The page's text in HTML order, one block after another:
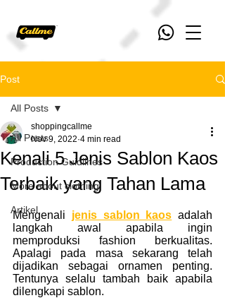
Post
All Posts
Production Guidlines
More about clothing
Artikel
All Posts
Kenali 5 Jenis Sablon Kaos
Terbaik yang Tahan Lama
shoppingcallme
Nov 9, 2022 4 min read
Mengenali jenis sablon kaos adalah
langkah awal apabila ingin
memproduksi fashion berkualitas.
Apalagi pada masa sekarang telah
dijadikan sebagai ornamen penting.
Tentunya selalu tambah baik apabila
dilengkapi sablon.